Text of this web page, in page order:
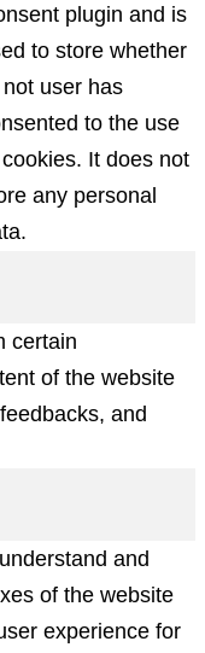
plugin and is
to store whether
user has
to the use
It does not
any personal
certain
of the website
and
and
of the website
experience for